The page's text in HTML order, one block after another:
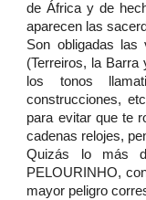
de África y de
aparecen las
Son obligadas las
(Terreiros, la
los tonos
construcciones,
para evitar que te
cadenas relojes,
Quizás lo más
PELOURINHO,
mayor peligro